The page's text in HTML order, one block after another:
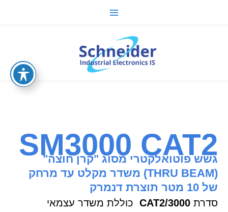
Main
SM3000 CAT2
גשש פוטואלקטרי מסוג "קרן חוצה"
(THRU BEAM) משדר מקלט עד מרחק
של 10 מטר תוצרת דנמרק
סדרת 3000/CAT2
כוללת משדר עצמאי